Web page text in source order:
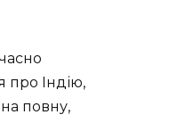
про Індію,
повну,